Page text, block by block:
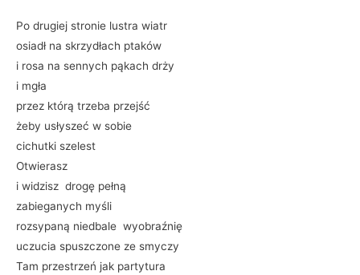
Po drugiej stronie lustra wiatr
osiadł na skrzydłach ptaków
i rosa na sennych pąkach drży
i mgła
przez którą trzeba przejść
żeby usłyszeć w sobie
cichutki szelest
Otwierasz
i widzisz drogę pełną
zabieganych myśli
rozsypaną niedbale wyobraźnię
uczucia spuszczone ze smyczy
Tam przestrzeń jak partytura